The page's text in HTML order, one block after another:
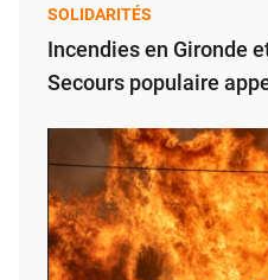
SOLIDARITÉS
Incendies en Gironde
Secours populaire